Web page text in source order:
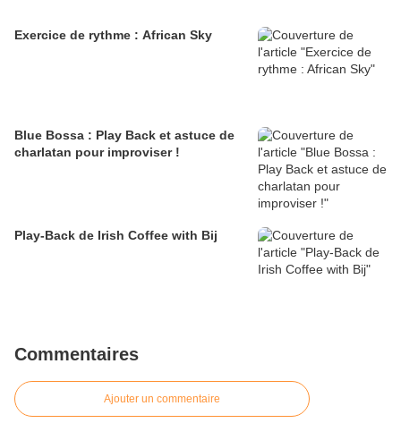
Exercice de rythme : African Sky
Blue Bossa : Play Back et astuce de
charlatan pour improviser !
Play-Back de Irish Coffee with Bij
Commentaires
Ajouter un commentaire